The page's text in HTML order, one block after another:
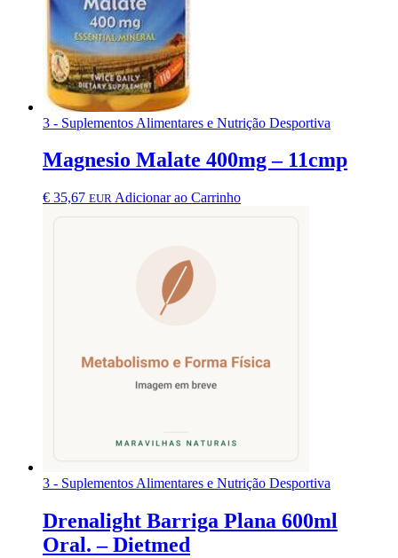
3 - Suplementos Alimentares e Nutrição Desportiva
Magnesio Malate 400mg – 11cmp
€ 35,67 EUR Adicionar ao Carrinho
3 - Suplementos Alimentares e Nutrição Desportiva
Drenalight Barriga Plana 600ml
Oral. – Dietmed